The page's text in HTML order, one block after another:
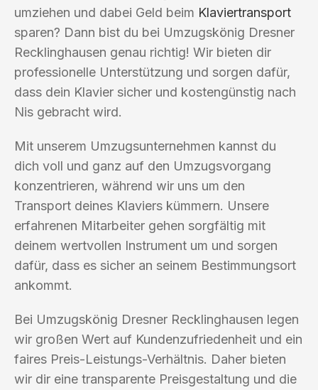
umziehen und dabei Geld beim Klaviertransport
sparen? Dann bist du bei Umzugskönig Dresner
Recklinghausen genau richtig! Wir bieten dir
professionelle Unterstützung und sorgen dafür,
dass dein Klavier sicher und kostengünstig nach
Nis gebracht wird.
Mit unserem Umzugsunternehmen kannst du
dich voll und ganz auf den Umzugsvorgang
konzentrieren, während wir uns um den
Transport deines Klaviers kümmern. Unsere
erfahrenen Mitarbeiter gehen sorgfältig mit
deinem wertvollen Instrument um und sorgen
dafür, dass es sicher an seinem Bestimmungsort
ankommt.
Bei Umzugskönig Dresner Recklinghausen legen
wir großen Wert auf Kundenzufriedenheit und ein
faires Preis-Leistungs-Verhältnis. Daher bieten
wir dir eine transparente Preisgestaltung und die